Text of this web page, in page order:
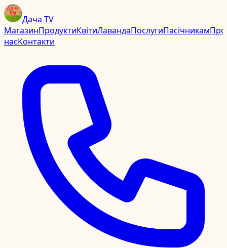
Дача TV
МагазинПродуктиКвітиЛавандаПослугиПасічникамПро
насКонтакти